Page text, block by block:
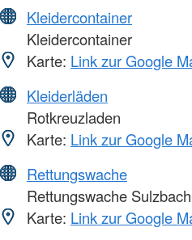
Kleidercontainer
Kleidercontainer
Karte: Link zur Google
Kleiderläden
Rotkreuzladen
Karte: Link zur Google
Rettungswache
Rettungswache
Karte: Link zur Google